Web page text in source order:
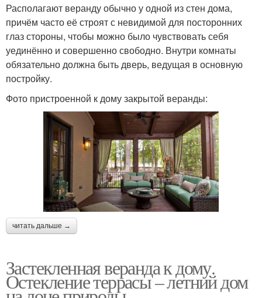
Располагают веранду обычно у одной из стен дома,
причём часто её строят с невидимой для посторонних
глаз стороны, чтобы можно было чувствовать себя
уединённо и совершенно свободно. Внутри комнаты
обязательно должна быть дверь, ведущая в основную
постройку.
Фото пристроенной к дому закрытой веранды:
читать дальше →
Застекленная веранда к дому.
Остекление террасы – летний дом